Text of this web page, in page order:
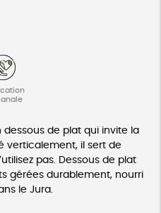
de plat qui invite la
verticalement, il sert de
pas. Dessous de plat
gérées durablement, nourri
le Jura.